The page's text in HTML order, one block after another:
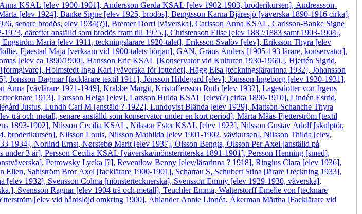
KSAL [elev 1900-1901], Andersson Gerda KSAL [elev 1902-1903, broderikursen], Andreasson-
[elev 1924], Banke Signe [elev 1925, brodös], Bengtsson Karna Bjäresjö [väverska 1890-1916 cirka],
senare brodös, elev 1934(?)], Bremer Dorri [väverska], Carlsson Anna KSAL, Carlsson-Banke Signe
därefter anställd som brodös fram till 1925.], Christenson Elise [elev 1882/1883 samt 1903-1904],
Maria [elev 1911, teckningslärare 1920-talet], Eriksson Svalöv [elev], Eriksson Thyra [elev
Fjaestad Maja [verksam vid 1900-talets början], GAN, Gräns Anders [1905-193 lärare, konservator],
[elev ca 1890/1900], Hansson Eric KSAL [Konservator vid Kulturen 1930-1960.], Hjertén Sigrid,
Holmstedt Inga Kari [väverska för lotteriet], Hägg Elsa [teckningslärarinna 1932], Johansson
Dagmar [facklärare textil 1911], Jönsson Hildegard [elev], Jönsson Ingeborg [elev 1930-1931],
[vävlärare 1921-1949], Krabbe Margit, Kristoffersson Ruth [elev 1932], Lagesdotter von Irgens
1913], Larsson Helga [elev], Larsson Hulda KSAL [elev(?) cirka 1890-1910], Lindén Estrid,
Justus, Lundh Carl M [anstäld ?-1922], Lundqvist Blända [elev 1929], Mattson-Schanche Thyra
trä och metall, senare anställd som konservator under en kort period], Märta Måås-Fjetterström [textil
1893-1902], Nilsson Cecilia KSAL, Nilsson Ester KSAL [elev 1923], Nilsson Gustav Adolf [skulptör,
Nilsson Louis, Nilsson Mathilda [elev 1901-1902, vävkursen], Nilsson Thilda [elev,
1934], Norlind Ernst, Nørstebø Marit [elev 1937], Olsson Bengta, Olsson Per Axel [anställd på
3 år], Persson Cecilia KSAL [väverska/mönsterriterska 1891-1901], Persson Henning [smed],
Petrowsky Lycka [?], Reventlow Benny [elev/lärarinna ? 1918], Ringius Clara [elev 1936],
Sahlström Bror Axel [facklärare 1900-1901], Schartau S, Schubert Stina [lärare i teckning 1933],
1932], Svensson Colma [mönstertecknerska], Svensson Emmy [elev 1929-1930, väverska],
Svensson Ragnar [elev 1904 trä och metall], Teuchler Emma, Walterstorff Emelie von [tecknare
[elev vid hårdslöjd omkring 1900], Åhlander Annie Linnéa, Åkerman Märtha [Facklärare vid